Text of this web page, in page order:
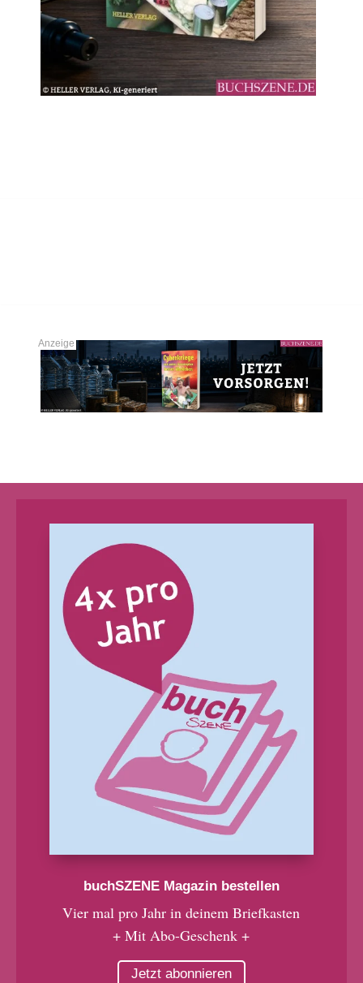
buchSZENE Magazin bestellen
Vier mal pro Jahr in deinem Briefkasten
+ Mit Abo-Geschenk +
Jetzt abonnieren